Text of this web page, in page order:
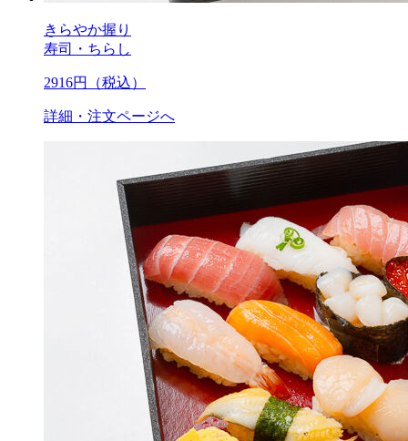
きらやか握り
寿司・ちらし
2916円（税込）
詳細・注文ページへ